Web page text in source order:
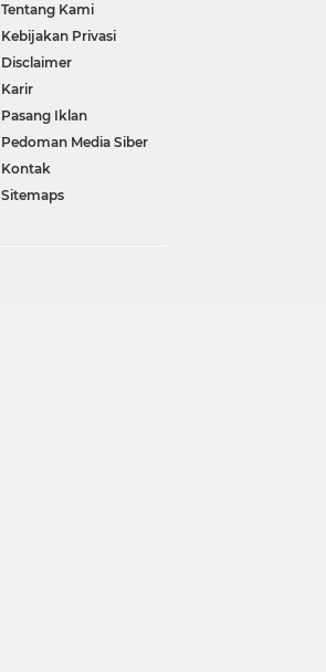
Tentang Kami
Kebijakan Privasi
Disclaimer
Karir
Pasang Iklan
Pedoman Media Siber
Kontak
Sitemaps